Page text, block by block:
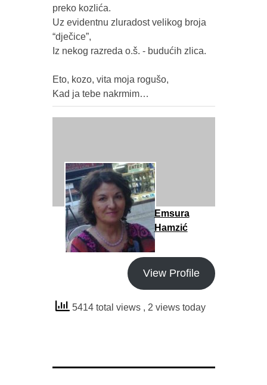
preko kozlića.
Uz evidentnu zluradost velikog broja
“dječice”,
Iz nekog razreda o.š. - budućih zlica.
Eto, kozo, vita moja rogušo,
Emsura
Hamzić
View Profile
5414 total views , 2 views today